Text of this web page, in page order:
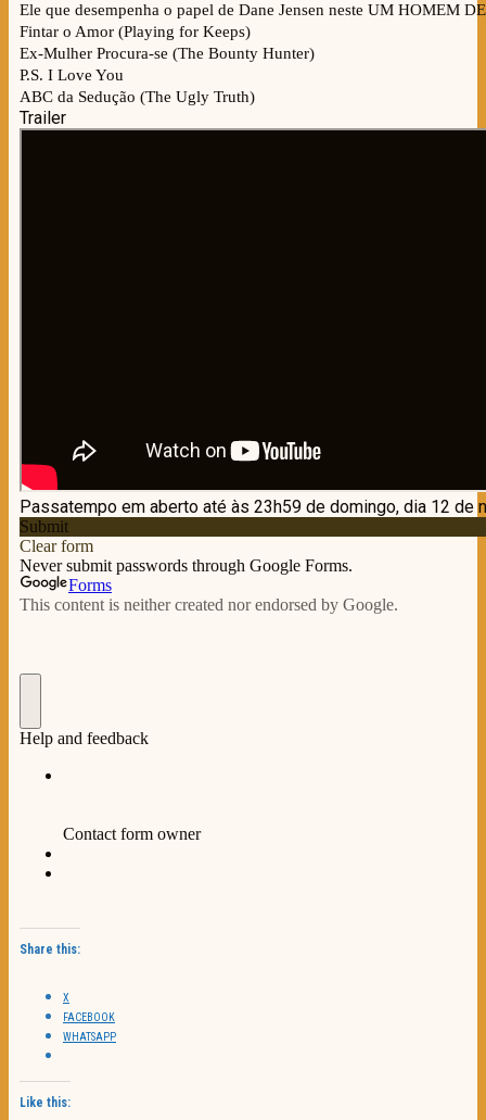
Share this:
X
FACEBOOK
WHATSAPP
Like this: